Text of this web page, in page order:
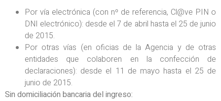
Por vía electrónica (con nº de referencia, Cl@ve PIN o
DNI electrónico): desde el 7 de abril hasta el 25 de junio
de 2015.
Por otras vías (en oficias de la Agencia y de otras
entidades que colaboren en la confección de
declaraciones): desde el 11 de mayo hasta el 25 de
junio de 2015.
Sin domiciliación bancaria del ingreso: